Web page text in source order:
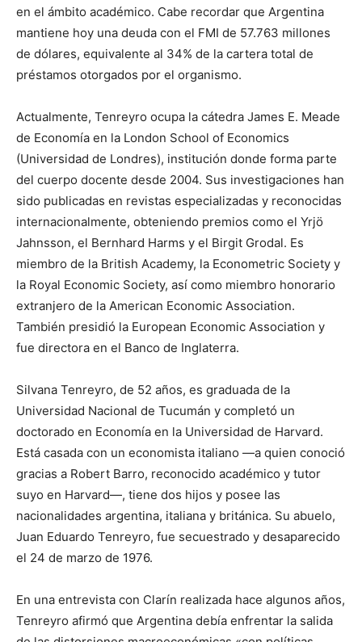
en el ámbito académico. Cabe recordar que Argentina
mantiene hoy una deuda con el FMI de 57.763 millones
de dólares, equivalente al 34% de la cartera total de
préstamos otorgados por el organismo.
Actualmente, Tenreyro ocupa la cátedra James E. Meade
de Economía en la London School of Economics
(Universidad de Londres), institución donde forma parte
del cuerpo docente desde 2004. Sus investigaciones han
sido publicadas en revistas especializadas y reconocidas
internacionalmente, obteniendo premios como el Yrjö
Jahnsson, el Bernhard Harms y el Birgit Grodal. Es
miembro de la British Academy, la Econometric Society y
la Royal Economic Society, así como miembro honorario
extranjero de la American Economic Association.
También presidió la European Economic Association y
fue directora en el Banco de Inglaterra.
Silvana Tenreyro, de 52 años, es graduada de la
Universidad Nacional de Tucumán y completó un
doctorado en Economía en la Universidad de Harvard.
Está casada con un economista italiano —a quien conoció
gracias a Robert Barro, reconocido académico y tutor
suyo en Harvard—, tiene dos hijos y posee las
nacionalidades argentina, italiana y británica. Su abuelo,
Juan Eduardo Tenreyro, fue secuestrado y desaparecido
el 24 de marzo de 1976.
En una entrevista con Clarín realizada hace algunos años,
Tenreyro afirmó que Argentina debía enfrentar la salida